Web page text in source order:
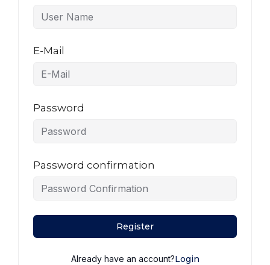
E-Mail
Password
Password confirmation
Register
Already have an account?Login